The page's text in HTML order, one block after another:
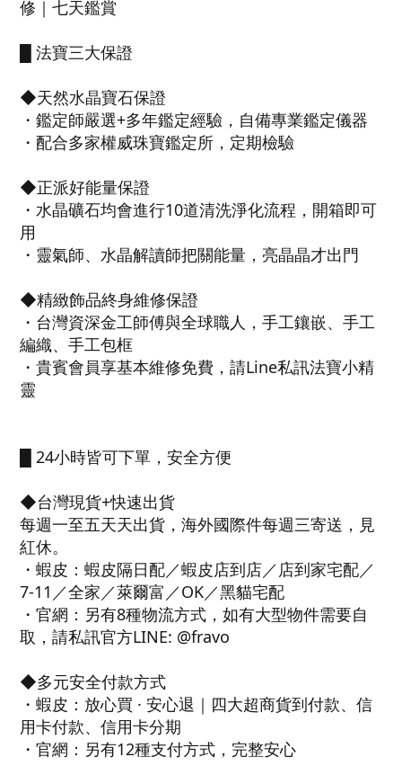
修｜七天鑑賞
█ 法寶三大保證
◆天然水晶寶石保證
・鑑定師嚴選+多年鑑定經驗，自備專業鑑定儀器
・配合多家權威珠寶鑑定所，定期檢驗
◆正派好能量保證
・水晶礦石均會進行10道清洗淨化流程，開箱即可
用
・靈氣師、水晶解讀師把關能量，亮晶晶才出門
◆精緻飾品終身維修保證
・台灣資深金工師傅與全球職人，手工鑲嵌、手工
編織、手工包框
・貴賓會員享基本維修免費，請Line私訊法寶小精
靈
█ 24小時皆可下單，安全方便
◆台灣現貨+快速出貨
每週一至五天天出貨，海外國際件每週三寄送，見
紅休。
・蝦皮：蝦皮隔日配／蝦皮店到店／店到家宅配／
7-11／全家／萊爾富／OK／黑貓宅配
・官網：另有8種物流方式，如有大型物件需要自
取，請私訊官方LINE: @fravo
◆多元安全付款方式
・蝦皮：放心買 · 安心退｜四大超商貨到付款、信
用卡付款、信用卡分期
・官網：另有12種支付方式，完整安心